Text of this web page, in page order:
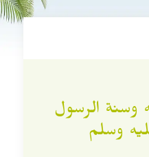
وسنة الرسول
وسلم